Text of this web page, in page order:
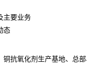
要业务
态
氧化剂生产基地、总部